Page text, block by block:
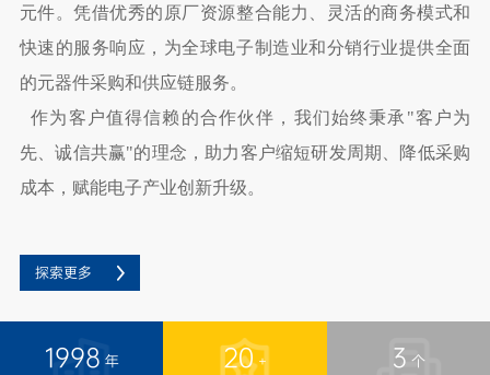
的元器件采购和供应链服务。
成本，赋能电子产业创新升级。
探索更多
1998 年
20 +
3 个